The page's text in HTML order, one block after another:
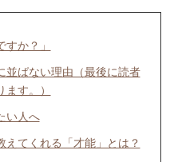
すか？」
並ばない理由（最後に読者
す。）
い人へ
えてくれる「才能」とは？